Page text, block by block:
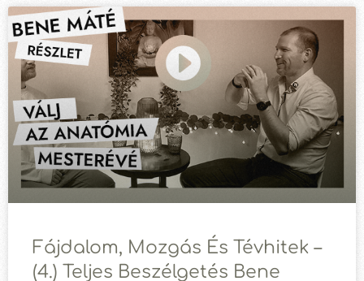
Fájdalom, Mozgás És Tévhitek –
(4.) Teljes Beszélgetés Bene